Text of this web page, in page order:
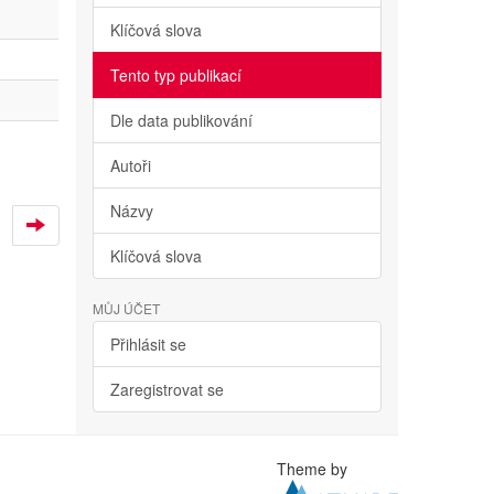
Klíčová slova
Tento typ publikací
Dle data publikování
Autoři
Názvy
Klíčová slova
MŮJ ÚČET
Přihlásit se
Zaregistrovat se
Theme by